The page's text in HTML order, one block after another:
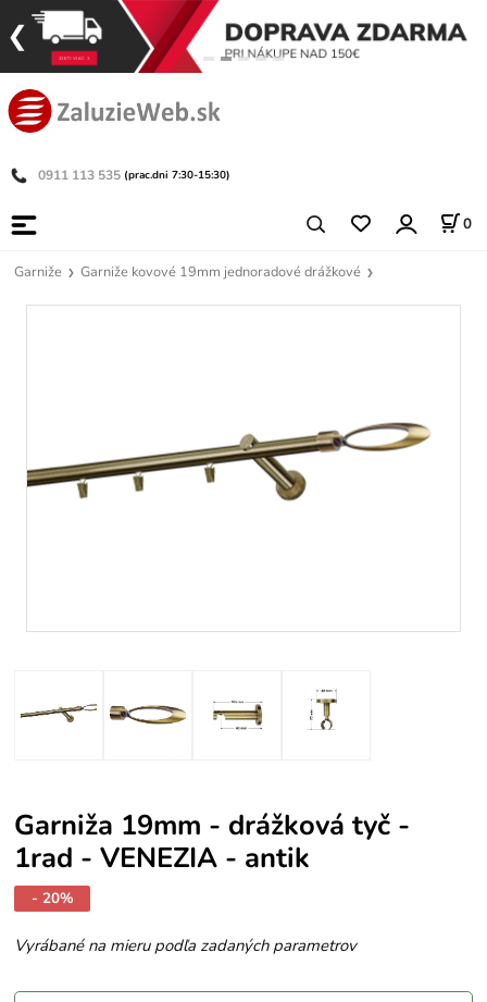
0911 113 535 (prac.dni 7:30-15:30)
0
Garniže Garniže kovové 19mm jednoradové drážkové
Garniža 19mm - drážková tyč -
1rad - VENEZIA - antik
- 20%
Vyrábané na mieru podľa zadaných parametrov